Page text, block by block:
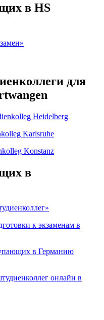
в HS
для
Heidelberg
Karlsruhe
Konstanz
в
к экзаменам в
в Германию
онлайн в